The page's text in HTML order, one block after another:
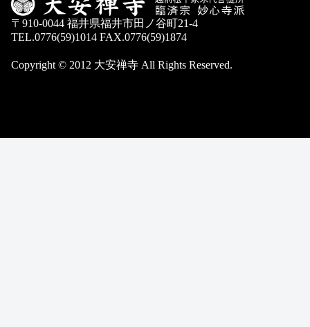
〒910-0044 福井県福井市田ノ谷町21-4
TEL.0776(59)1014 FAX.0776(59)1874
Copyright © 2012 大安禅寺 All Rights Reserved.